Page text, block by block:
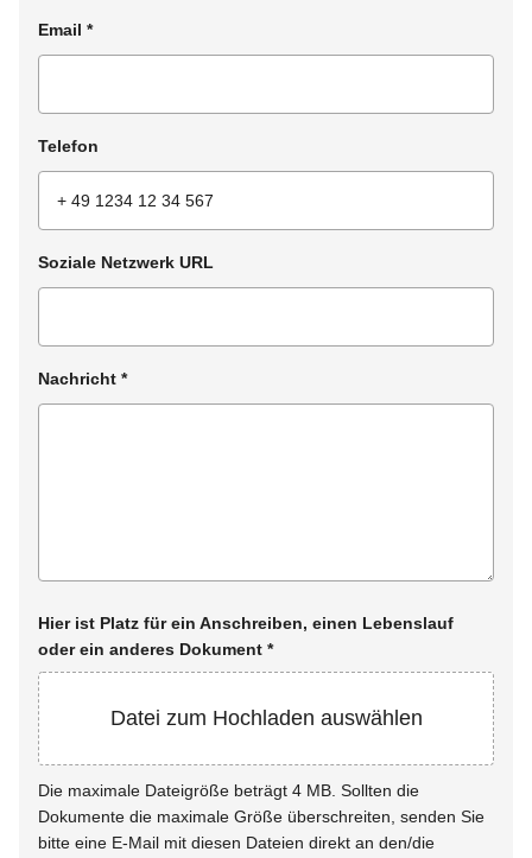
Email *
Telefon
Soziale Netzwerk URL
Nachricht *
Hier ist Platz für ein Anschreiben, einen Lebenslauf
oder ein anderes Dokument *
Datei zum Hochladen auswählen
Die maximale Dateigröße beträgt 4 MB. Sollten die
Dokumente die maximale Größe überschreiten, senden Sie
bitte eine E-Mail mit diesen Dateien direkt an den/die